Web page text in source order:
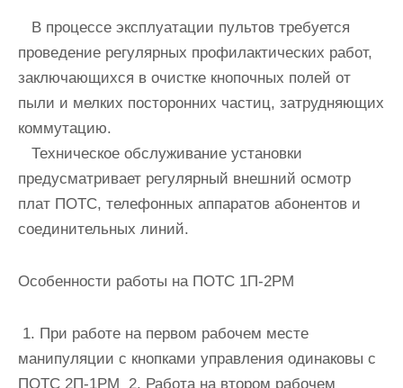
В процессе эксплуатации пультов требуется
проведение регулярных профилактических работ,
заключающихся в очистке кнопочных полей от
пыли и мелких посторонних частиц, затрудняющих
коммутацию.
Техническое обслуживание установки
предусматривает регулярный внешний осмотр
плат ПОТС, телефонных аппаратов абонентов и
соединительных линий.
Особенности работы на ПОТС 1П-2РМ
1. При работе на первом рабочем месте
манипуляции с кнопками управления одинаковы с
ПОТС 2П-1РМ 2. Работа на втором рабочем